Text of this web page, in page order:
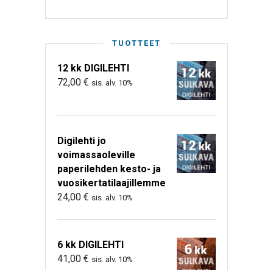
TUOTTEET
12 kk DIGILEHTI
72,00 € sis. alv. 10%
Digilehti jo
voimassaoleville
paperilehden kesto- ja
vuosikertatilaajillemme
24,00 € sis. alv. 10%
6 kk DIGILEHTI
41,00 € sis. alv. 10%